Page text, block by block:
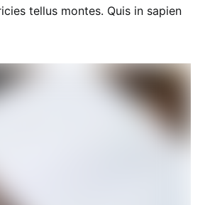
tellus montes. Quis in sapien